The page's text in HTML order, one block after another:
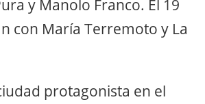
y Manolo Franco. El 19
con María Terremoto y La
protagonista en el